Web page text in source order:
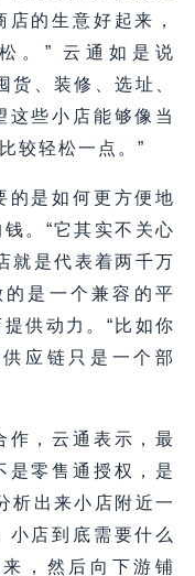
的生意好起来，
。” 云通如是说
货、装修、选址、
这些小店能够像当
较轻松一点。”
的是如何更方便地
。“它其实不关心
就是代表着两千万
是一个兼容的平
供动力。“比如你
应链只是一个部
作，云通表示，最
是零售通授权，是
析出来小店附近一
小店到底需要什么
，然后向下游铺